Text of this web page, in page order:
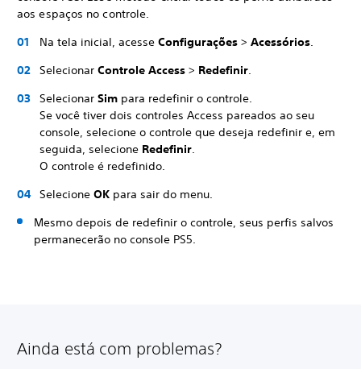
aos espaços no controle.
Na tela inicial, acesse Configurações > Acessórios.
Selecionar Controle Access > Redefinir.
Selecionar Sim para redefinir o controle.
Se você tiver dois controles Access pareados ao seu
console, selecione o controle que deseja redefinir e, em
seguida, selecione Redefinir.
O controle é redefinido.
Selecione OK para sair do menu.
Mesmo depois de redefinir o controle, seus perfis salvos
permanecerão no console PS5.
Ainda está com problemas?